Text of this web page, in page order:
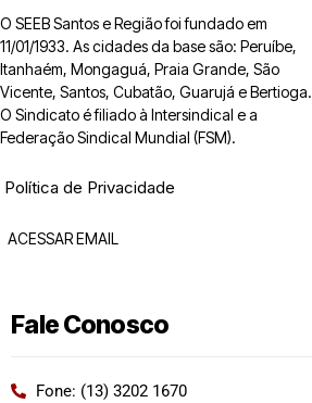
O SEEB Santos e Região foi fundado em
11/01/1933. As cidades da base são: Peruíbe,
Itanhaém, Mongaguá, Praia Grande, São
Vicente, Santos, Cubatão, Guarujá e Bertioga.
O Sindicato é filiado à Intersindical e a
Federação Sindical Mundial (FSM).
Política de Privacidade
ACESSAR EMAIL
Fale Conosco
Fone: (13) 3202 1670